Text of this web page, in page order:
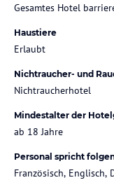
Gesamtes Hotel
Haustiere
Erlaubt
Nichtraucher- und
Nichtraucherhotel
Mindestalter der
ab 18 Jahre
Personal spricht
Französisch, Englisch,